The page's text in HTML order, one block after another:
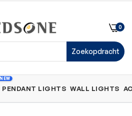
Zoekopdracht
0
NEW
PENDANT LIGHTS WALL LIGHTS